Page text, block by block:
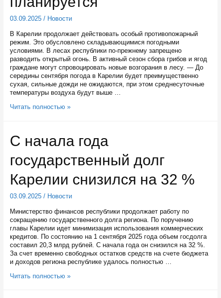
03.09.2025/ Новости
В Карелии продолжает действовать особый противопожарный
режим. Это обусловлено складывающимися погодными
условиями. В лесах республики по-прежнему запрещено
разводить открытый огонь. В активный сезон сбора грибов и ягод
граждане могут спровоцировать новые возгорания в лесу. — До
середины сентября погода в Карелии будет преимущественно
сухая, сильные дожди не ожидаются, при этом среднесуточные
температуры воздуха будут выше …
Отмена
в
Карелии
пока
не
планируется
Читать полностью »
С начала года
государственный долг
Карелии снизился на 32 %
03.09.2025/ Новости
Министерство финансов республики продолжает работу по
сокращению государственного долга региона. По поручению
главы Карелии идет минимизация использования коммерческих
кредитов. По состоянию на 1 сентября 2025 года объем госдолга
составил 20,3 млрд рублей. С начала года он снизился на 32 %.
За счет временно свободных остатков средств на счете бюджета
и доходов региона республике удалось полностью …
С
Читать полностью »